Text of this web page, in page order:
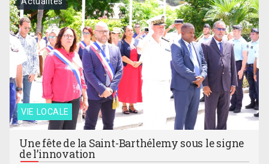
VIE LOCALE
Une fête de la Saint-Barthélemy sous le signe
de l’innovation